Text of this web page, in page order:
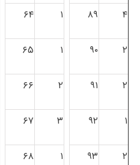
۴ ۸۹ ۱ ۶۴
۲ ۹۰ ۱ ۶۵
۲ ۹۱ ۲ ۶۶
۱ ۹۲ ۳ ۶۷
۲ ۹۳ ۱ ۶۸